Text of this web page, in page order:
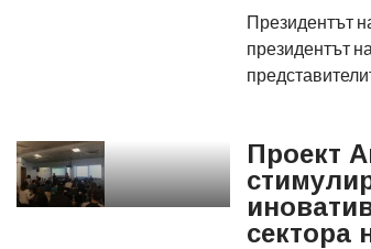
Президентът
президентът
Проект
сектора